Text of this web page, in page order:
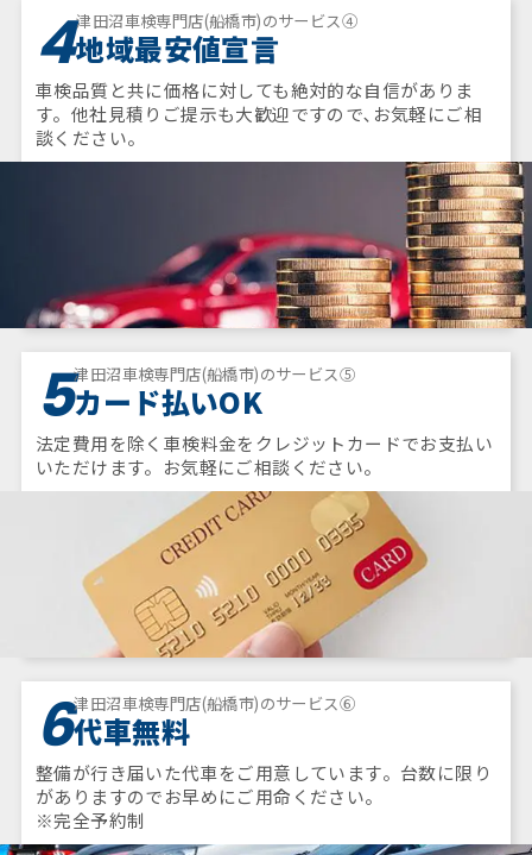
4津田沼車検専門店(船橋市)のサービス④
地域最安値宣言
車検品質と共に価格に対しても絶対的な自信がありま
す。他社見積りご提示も大歓迎ですので､お気軽にご相
談ください。
5津田沼車検専門店(船橋市)のサービス⑤
カード払いOK
法定費用を除く車検料金をクレジットカードでお支払い
いただけます。お気軽にご相談ください。
6津田沼車検専門店(船橋市)のサービス⑥
代車無料
整備が行き届いた代車をご用意しています。台数に限り
がありますのでお早めにご用命ください。
※完全予約制